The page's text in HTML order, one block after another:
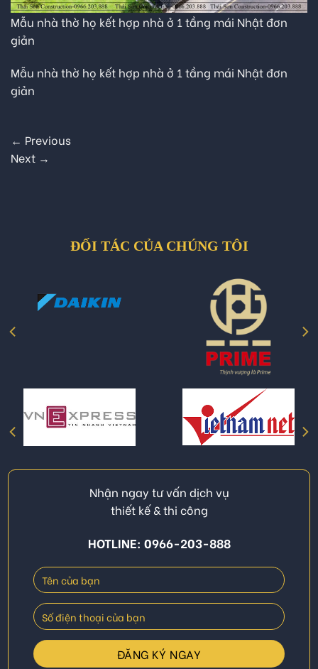
Mẫu nhà thờ họ kết hợp nhà ở 1 tầng mái Nhật đơn
giản
Mẫu nhà thờ họ kết hợp nhà ở 1 tầng mái Nhật đơn
giản
← Previous
Next →
ĐỐI TÁC CỦA CHÚNG TÔI
Nhận ngay tư vấn dịch vụ
thiết kế & thi công
HOTLINE: 0966-203-888